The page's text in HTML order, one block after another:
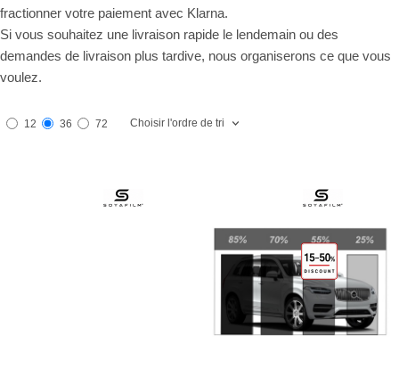
fractionner votre paiement avec Klarna.
Si vous souhaitez une livraison rapide le lendemain ou des
demandes de livraison plus tardive, nous organiserons ce que vous
voulez.
12 36 72 Choisir l'ordre de tri